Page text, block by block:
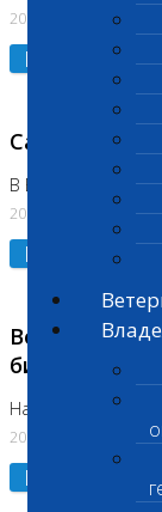
20.07.2026
Подробнее
Санитарный
В Бутово
20.07.2026
Подробнее
На Нагорной
20.07.2026
Подробнее